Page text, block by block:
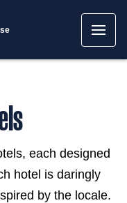
each designed
hotel is daringly
by the locale.